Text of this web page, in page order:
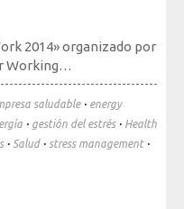
2014» organizado por
Working…
saludable· energy
· gestión del estrés· Health
· Salud· stress management·